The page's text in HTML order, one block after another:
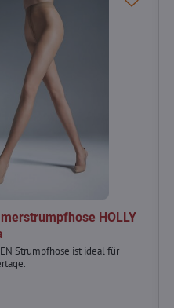
HOLLY
Strumpfhose ist ideal für